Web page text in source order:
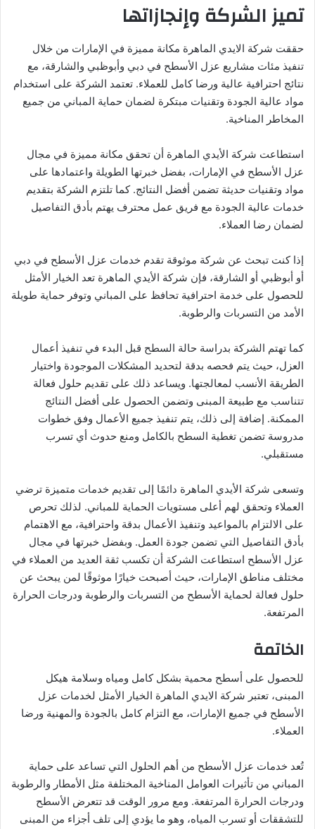
تميز الشركة وإنجازاتها
حققت شركة الايدي الماهرة مكانة مميزة في الإمارات من خلال
تنفيذ مئات مشاريع عزل الأسطح في دبي وأبوظبي والشارقة، مع
نتائج احترافية عالية ورضا كامل للعملاء. تعتمد الشركة على استخدام
مواد عالية الجودة وتقنيات مبتكرة لضمان حماية المباني من جميع
المخاطر المناخية.
استطاعت شركة الأيدي الماهرة أن تحقق مكانة مميزة في مجال
عزل الأسطح في الإمارات، بفضل خبرتها الطويلة واعتمادها على
مواد وتقنيات حديثة تضمن أفضل النتائج. كما تلتزم الشركة بتقديم
خدمات عالية الجودة مع فريق عمل محترف يهتم بأدق التفاصيل
لضمان رضا العملاء.
إذا كنت تبحث عن شركة موثوقة تقدم خدمات عزل الأسطح في دبي
أو أبوظبي أو الشارقة، فإن شركة الأيدي الماهرة تعد الخيار الأمثل
للحصول على خدمة احترافية تحافظ على المباني وتوفر حماية طويلة
الأمد من التسربات والرطوبة.
كما تهتم الشركة بدراسة حالة السطح قبل البدء في تنفيذ أعمال
العزل، حيث يتم فحصه بدقة لتحديد المشكلات الموجودة واختيار
الطريقة الأنسب لمعالجتها. ويساعد ذلك على تقديم حلول فعالة
تتناسب مع طبيعة المبنى وتضمن الحصول على أفضل النتائج
الممكنة. إضافة إلى ذلك، يتم تنفيذ جميع الأعمال وفق خطوات
مدروسة تضمن تغطية السطح بالكامل ومنع حدوث أي تسرب
مستقبلي.
وتسعى شركة الأيدي الماهرة دائمًا إلى تقديم خدمات متميزة ترضي
العملاء وتحقق لهم أعلى مستويات الحماية للمباني. لذلك تحرص
على الالتزام بالمواعيد وتنفيذ الأعمال بدقة واحترافية، مع الاهتمام
بأدق التفاصيل التي تضمن جودة العمل. وبفضل خبرتها في مجال
عزل الأسطح استطاعت الشركة أن تكسب ثقة العديد من العملاء في
مختلف مناطق الإمارات، حيث أصبحت خيارًا موثوقًا لمن يبحث عن
حلول فعالة لحماية الأسطح من التسربات والرطوبة ودرجات الحرارة
المرتفعة.
الخاتمة
للحصول على أسطح محمية بشكل كامل ومياه وسلامة هيكل
المبنى، تعتبر شركة الايدي الماهرة الخيار الأمثل لخدمات عزل
الأسطح في جميع الإمارات، مع التزام كامل بالجودة والمهنية ورضا
العملاء.
تُعد خدمات عزل الأسطح من أهم الحلول التي تساعد على حماية
المباني من تأثيرات العوامل المناخية المختلفة مثل الأمطار والرطوبة
ودرجات الحرارة المرتفعة. ومع مرور الوقت قد تتعرض الأسطح
للتشققات أو تسرب المياه، وهو ما يؤدي إلى تلف أجزاء من المبنى